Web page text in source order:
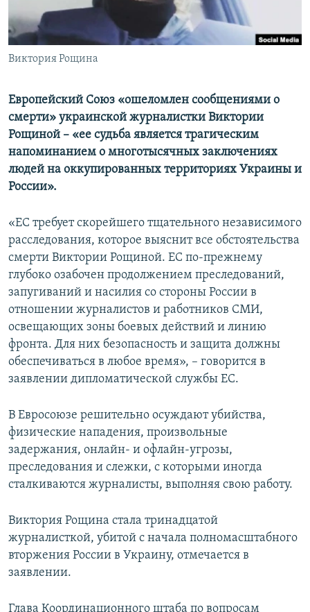
ПОБЕДИТЕЛЕЙ НЕ СУДЯТ?
КРЫМ.НЕПОКОРЕННЫЙ
ELIFBE
ПРИСОЕДИНЯЙТЕСЬ!
Все сайты RFE/RL
Виктория Рощина
Европейский Союз «ошеломлен сообщениями о
смерти» украинской журналистки Виктории
Рощиной – «ее судьба является трагическим
напоминанием о многотысячных заключениях
людей на оккупированных территориях Украины и
России».
«ЕС требует скорейшего тщательного независимого
расследования, которое выяснит все обстоятельства
смерти Виктории Рощиной. ЕС по-прежнему
глубоко озабочен продолжением преследований,
запугиваний и насилия со стороны России в
отношении журналистов и работников СМИ,
освещающих зоны боевых действий и линию
фронта. Для них безопасность и защита должны
обеспечиваться в любое время», – говорится в
заявлении дипломатической службы ЕС.
В Евросоюзе решительно осуждают убийства,
физические нападения, произвольные
задержания, онлайн- и офлайн-угрозы,
преследования и слежки, с которыми иногда
сталкиваются журналисты, выполняя свою работу.
Виктория Рощина стала тринадцатой
журналисткой, убитой с начала полномасштабного
вторжения России в Украину, отмечается в
заявлении.
Глава Координационного штаба по вопросам